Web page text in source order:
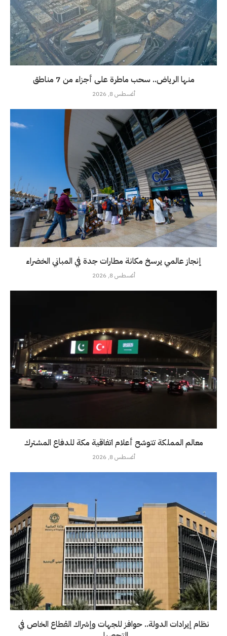
منها الرياض.. سحب ماطرة على أجزاء من 7 مناطق
أغسطس 8, 2026
إنجاز عالمي يرسخ مكانة مطارات جدة في المباني الخضراء
أغسطس 8, 2026
معالم المملكة تتوشح أعلام اتفاقية مكة للدفاع المشترك
أغسطس 8, 2026
نظام إيرادات الدولة.. حوافز للجهات وإشراك القطاع الخاص في